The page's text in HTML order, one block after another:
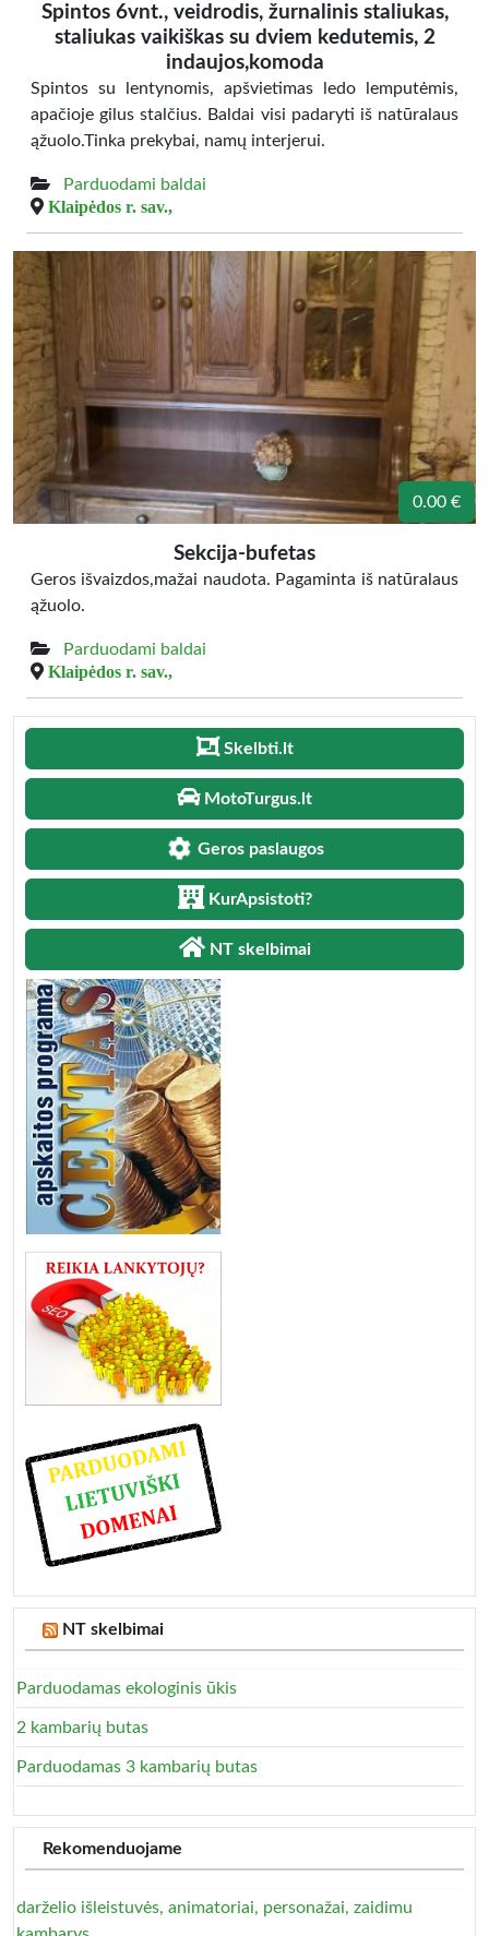
Spintos 6vnt., veidrodis, žurnalinis staliukas,
staliukas vaikiškas su dviem kedutemis, 2
indaujos,komoda
Spintos su lentynomis, apšvietimas ledo lemputėmis,
apačioje gilus stalčius. Baldai visi padaryti iš natūralaus
ąžuolo.Tinka prekybai, namų interjerui.
Parduodami baldai
Klaipėdos r. sav.,
0.00 €
Sekcija-bufetas
Geros išvaizdos,mažai naudota. Pagaminta iš natūralaus
ąžuolo.
Parduodami baldai
Klaipėdos r. sav.,
Skelbti.lt
MotoTurgus.lt
Geros paslaugos
KurApsistoti?
NT skelbimai
NT skelbimai
Parduodamas ekologinis ūkis
2 kambarių butas
Parduodamas 3 kambarių butas
Rekomenduojame
darželio išleistuvės, animatoriai, personažai, zaidimu